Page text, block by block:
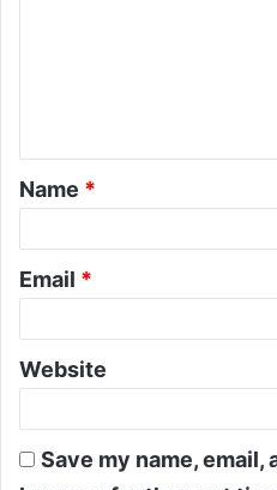
Name *
Email *
Website
Save my name,